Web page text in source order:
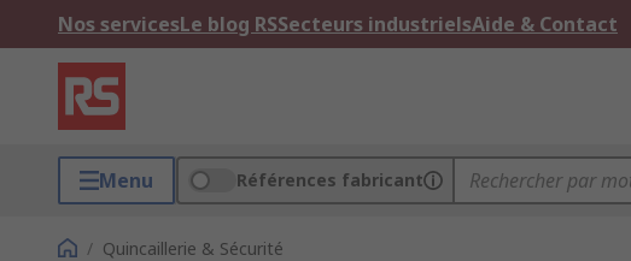
Nos servicesLe blog RSSecteurs industrielsAide & Contact
Menu Références fabricant
/ Quincaillerie & Sécurité